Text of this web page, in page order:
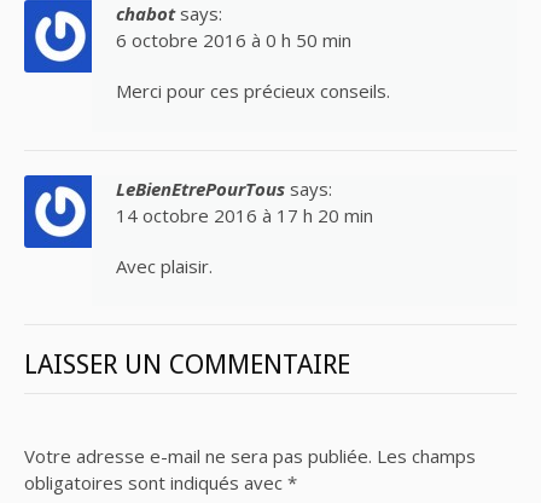
chabot says:
6 octobre 2016 à 0 h 50 min
Merci pour ces précieux conseils.
LeBienEtrePourTous says:
14 octobre 2016 à 17 h 20 min
Avec plaisir.
LAISSER UN COMMENTAIRE
Votre adresse e-mail ne sera pas publiée. Les champs
obligatoires sont indiqués avec *